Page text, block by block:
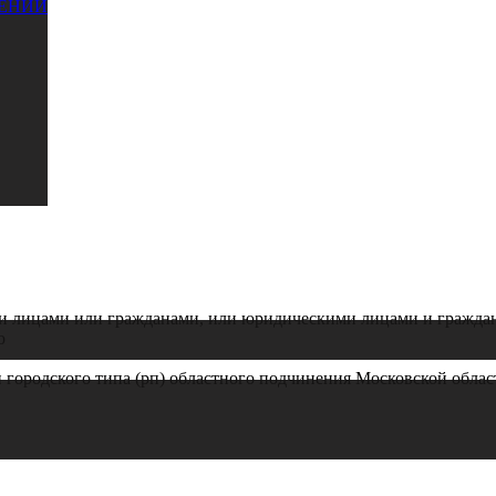
или гражданами, или юридическими лицами и
типа (рп) областного подчинения Московской